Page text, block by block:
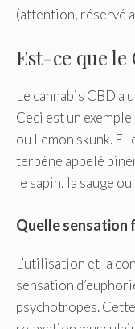
(attention, réservé
Est-ce que le
Le cannabis CBD a
Ceci est un
ou Lemon skunk.
terpène appelé
le sapin, la sauge
Quelle sensation
L’utilisation et la
sensation
psychotropes.